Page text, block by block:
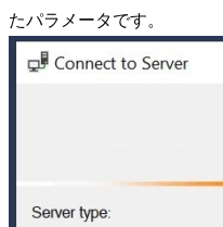
たパラメータです。